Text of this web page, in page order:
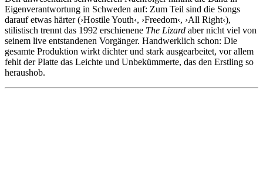
Eigenverantwortung in Schweden auf: Zum Teil sind die Songs
darauf etwas härter (›Hostile Youth‹, ›Freedom‹, ›All Right‹),
stilistisch trennt das 1992 erschienene The Lizard aber nicht viel von
seinem live entstandenen Vorgänger. Handwerklich schon: Die
gesamte Produktion wirkt dichter und stark ausgearbeitet, vor allem
fehlt der Platte das Leichte und Unbekümmerte, das den Erstling so
heraushob.